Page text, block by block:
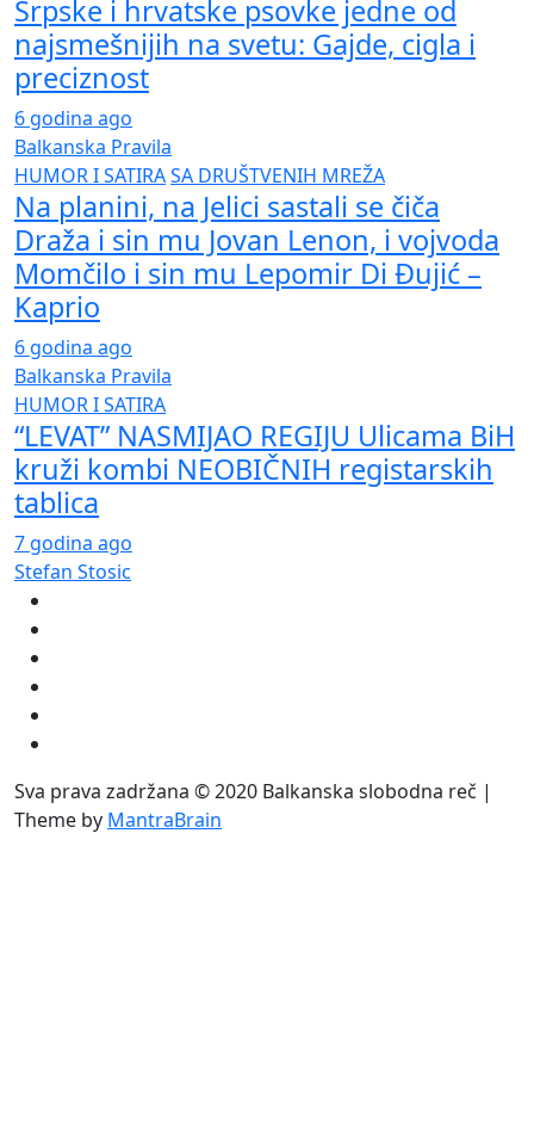
Srpske i hrvatske psovke jedne od
najsmešnijih na svetu: Gajde, cigla i
preciznost
6 godina ago
Balkanska Pravila
HUMOR I SATIRASA DRUŠTVENIH MREŽA
Na planini, na Jelici sastali se čiča
Draža i sin mu Jovan Lenon, i vojvoda
Momčilo i sin mu Lepomir Di Đujić –
Kaprio
6 godina ago
Balkanska Pravila
HUMOR I SATIRA
“LEVAT” NASMIJAO REGIJU Ulicama BiH
kruži kombi NEOBIČNIH registarskih
tablica
7 godina ago
Stefan Stosic
Sva prava zadržana © 2020 Balkanska slobodna reč |
Theme by MantraBrain